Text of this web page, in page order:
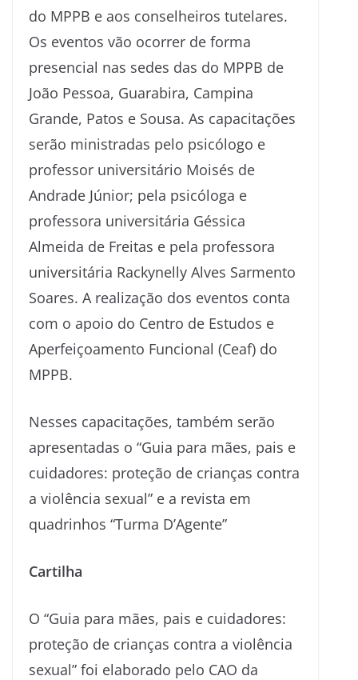
do MPPB e aos conselheiros tutelares.
Os eventos vão ocorrer de forma
presencial nas sedes das do MPPB de
João Pessoa, Guarabira, Campina
Grande, Patos e Sousa. As capacitações
serão ministradas pelo psicólogo e
professor universitário Moisés de
Andrade Júnior; pela psicóloga e
professora universitária Géssica
Almeida de Freitas e pela professora
universitária Rackynelly Alves Sarmento
Soares. A realização dos eventos conta
com o apoio do Centro de Estudos e
Aperfeiçoamento Funcional (Ceaf) do
MPPB.
Nesses capacitações, também serão
apresentadas o “Guia para mães, pais e
cuidadores: proteção de crianças contra
a violência sexual” e a revista em
quadrinhos “Turma D’Agente”
Cartilha
O “Guia para mães, pais e cuidadores:
proteção de crianças contra a violência
sexual” foi elaborado pelo CAO da